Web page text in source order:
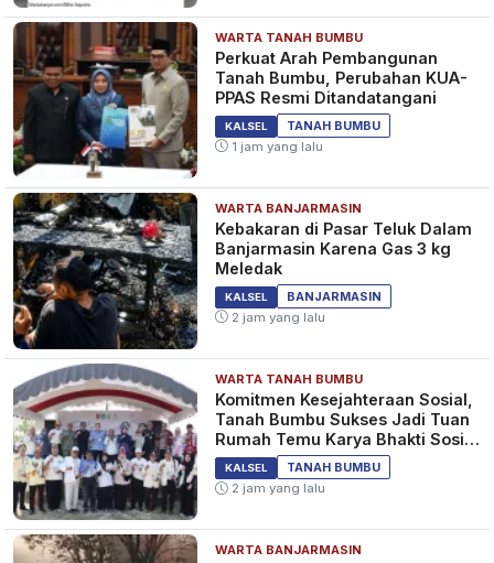
WARTA TANAH BUMBU
Perkuat Arah Pembangunan
Tanah Bumbu, Perubahan KUA-
PPAS Resmi Ditandatangani
KALSEL
TANAH BUMBU
1 jam yang lalu
WARTA BANJARMASIN
Kebakaran di Pasar Teluk Dalam
Banjarmasin Karena Gas 3 kg
Meledak
KALSEL
BANJARMASIN
2 jam yang lalu
WARTA TANAH BUMBU
Komitmen Kesejahteraan Sosial,
Tanah Bumbu Sukses Jadi Tuan
Rumah Temu Karya Bhakti Sosial
PSM Ke-23
KALSEL
TANAH BUMBU
2 jam yang lalu
WARTA BANJARMASIN